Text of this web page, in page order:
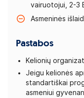
vairuotojui, 2-3
Asmeninės
Pastabos
Kelionių
Jeigu kelionės
standartiškai
asmeniui